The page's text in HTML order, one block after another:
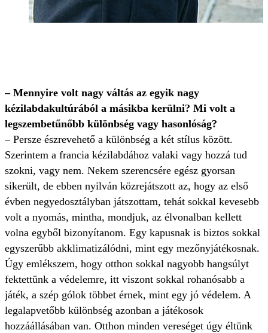
– Mennyire volt nagy váltás az egyik nagy
kézilabdakultúrából a másikba kerülni? Mi volt a
legszembetűnőbb különbség vagy hasonlóság?
– Persze észrevehető a különbség a két stílus között.
Szerintem a francia kézilabdához valaki vagy hozzá tud
szokni, vagy nem. Nekem szerencsére egész gyorsan
sikerült, de ebben nyilván közrejátszott az, hogy az első
évben negyedosztályban játszottam, tehát sokkal kevesebb
volt a nyomás, mintha, mondjuk, az élvonalban kellett
volna egyből bizonyítanom. Egy kapusnak is biztos sokkal
egyszerűbb akklimatizálódni, mint egy mezőnyjátékosnak.
Úgy emlékszem, hogy otthon sokkal nagyobb hangsúlyt
fektettünk a védelemre, itt viszont sokkal rohanósabb a
játék, a szép gólok többet érnek, mint egy jó védelem. A
legalapvetőbb különbség azonban a játékosok
hozzáállásában van. Otthon minden vereséget úgy éltünk